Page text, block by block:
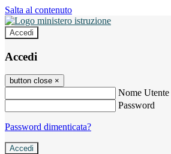
Salta al contenuto
Accedi
Accedi
button close ×
Nome Utente
Password
Password dimenticata?